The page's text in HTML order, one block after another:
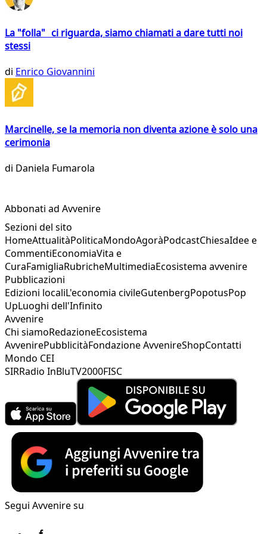
La "folla" ci riguarda, siamo chiamati a dare tutti noi
stessi
di Enrico Giovannini
Marcinelle, se la memoria non diventa azione è solo una
cerimonia
di Daniela Fumarola
Abbonati ad Avvenire
Sezioni del sito
HomeAttualitàPoliticaMondoAgoràPodcastChiesaIdee e
CommentiEconomiaVita e
CuraFamigliaRubricheMultimediaEcosistema avvenire
Pubblicazioni
Edizioni localiL'economia civileGutenbergPopotusPop
UpLuoghi dell'Infinito
Avvenire
Chi siamoRedazioneEcosistema
AvvenirePubblicitàFondazione AvvenireShopContatti
Mondo CEI
SIRRadio InBluTV2000FISC
Segui Avvenire su